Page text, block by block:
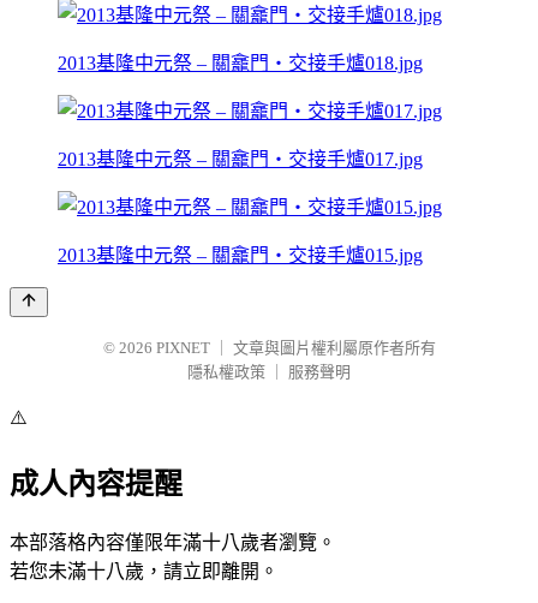
2013基隆中元祭 – 關龕門‧交接手爐018.jpg
2013基隆中元祭 – 關龕門‧交接手爐017.jpg
2013基隆中元祭 – 關龕門‧交接手爐015.jpg
© 2026 PIXNET
文章與圖片權利屬原作者所有
隱私權政策
服務聲明
⚠️
成人內容提醒
本部落格內容僅限年滿十八歲者瀏覽。
若您未滿十八歲，請立即離開。